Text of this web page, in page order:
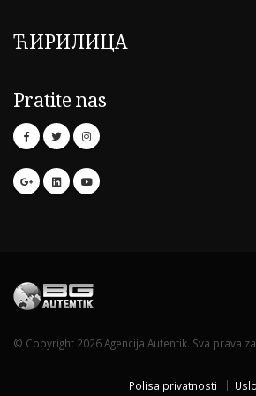
ЋИРИЛИЦА
Pratite nas
© Copyright 2026 Agencija Autentik. Sva prava
Polisa privatnosti